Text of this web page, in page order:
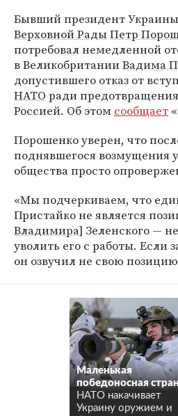
Бывший президент
Верховной РадыПетр
потребовал немедленной
в ВеликобританииВадима
допустившего отказ от
НАТО ради
Россией. Об этом сообщает
Порошенко уверен, что
поднявшегося возмущения
общества просто
«Мы подчеркиваем, что
Пристайко не является
Владимира] Зеленского —
уволить его с работы. Если
он озвучил не свою
Маленькая
победоносная
НАТО накачивает
Украину оружием и